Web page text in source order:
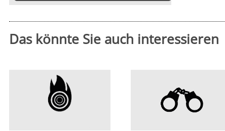
Das könnte Sie auch interessieren